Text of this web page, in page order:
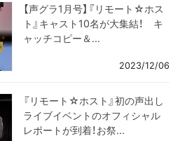
【声グラ1月号】『リモート☆ホス
ト』キャスト10名が大集結！ キ
ャッチコピー＆...
2023/12/06
『リモート☆ホスト』初の声出し
ライブイベントのオフィシャル
レポートが到着！お祭...